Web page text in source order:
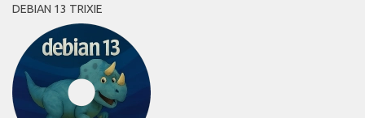
DEBIAN 13 TRIXIE